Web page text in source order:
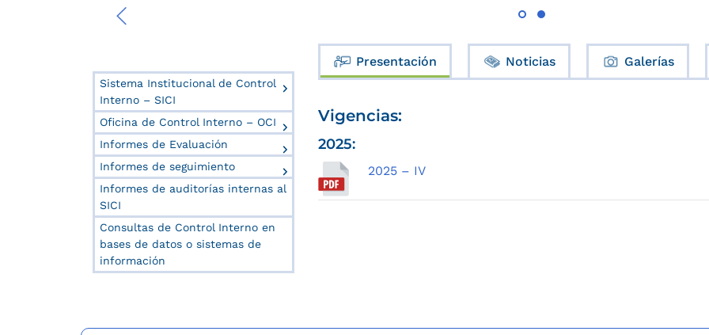
‹
Sistema Institucional de Control
Interno – SICI
Oficina de Control Interno – OCI
Informes de Evaluación
Informes de seguimiento
Informes de auditorías internas al
SICI
Consultas de Control Interno en
bases de datos o sistemas de
información
Presentación Noticias Galerías
Vigencias:
2025:
2025 – IV